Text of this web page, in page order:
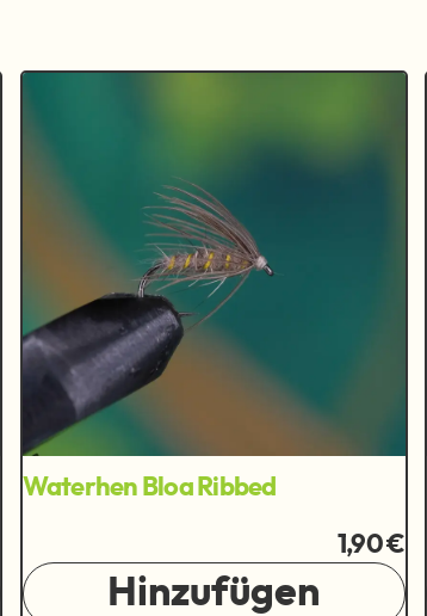
Waterhen Bloa Ribbed
1,90 €
Hinzufügen